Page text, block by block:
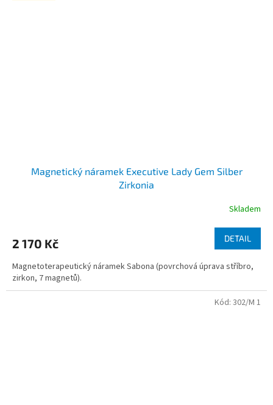
Magnetický náramek Executive Lady Gem Silber
Zirkonia
Skladem
2 170 Kč DETAIL
Magnetoterapeutický náramek Sabona (povrchová úprava stříbro,
zirkon, 7 magnetů).
Kód: 302/M 1